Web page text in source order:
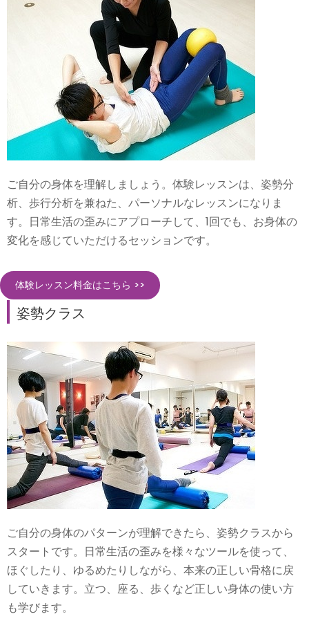
ご自分の身体を理解しましょう。体験レッスンは、姿勢分
析、歩行分析を兼ねた、パーソナルなレッスンになりま
す。日常生活の歪みにアプローチして、1回でも、お身体の
変化を感じていただけるセッションです。
体験レッスン料金はこちら >>
姿勢クラス
ご自分の身体のパターンが理解できたら、姿勢クラスから
スタートです。日常生活の歪みを様々なツールを使って、
ほぐしたり、ゆるめたりしながら、本来の正しい骨格に戻
していきます。立つ、座る、歩くなど正しい身体の使い方
も学びます。